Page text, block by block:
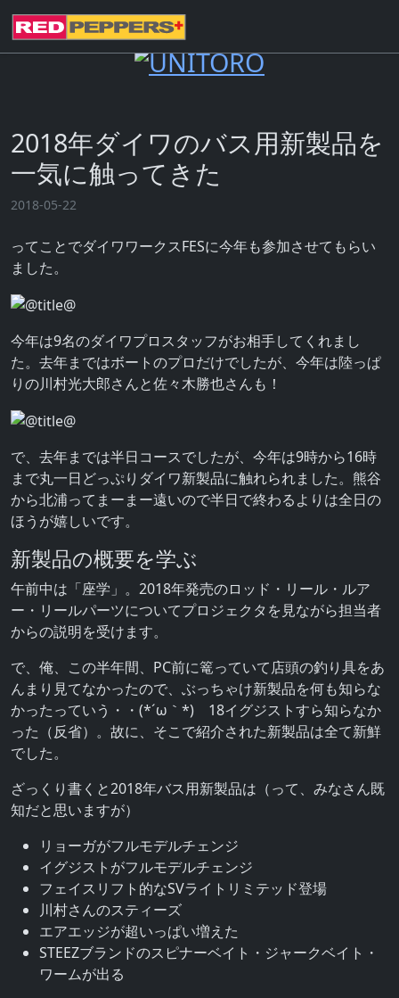
2018年ダイワのバス用新製品を
一気に触ってきた
2018-05-22
ってことでダイワワークスFESに今年も参加させてもらい
ました。
今年は9名のダイワプロスタッフがお相手してくれまし
た。去年まではボートのプロだけでしたが、今年は陸っぱ
りの川村光大郎さんと佐々木勝也さんも！
で、去年までは半日コースでしたが、今年は9時から16時
まで丸一日どっぷりダイワ新製品に触れられました。熊谷
から北浦ってまーまー遠いので半日で終わるよりは全日の
ほうが嬉しいです。
新製品の概要を学ぶ
午前中は「座学」。2018年発売のロッド・リール・ルア
ー・リールパーツについてプロジェクタを見ながら担当者
からの説明を受けます。
で、俺、この半年間、PC前に篭っていて店頭の釣り具をあ
んまり見てなかったので、ぶっちゃけ新製品を何も知らな
かったっていう・・(*´ω｀*) 18イグジストすら知らなか
った（反省）。故に、そこで紹介された新製品は全て新鮮
でした。
ざっくり書くと2018年バス用新製品は（って、みなさん既
知だと思いますが）
リョーガがフルモデルチェンジ
イグジストがフルモデルチェンジ
フェイスリフト的なSVライトリミテッド登場
川村さんのスティーズ
エアエッジが超いっぱい増えた
STEEZブランドのスピナーベイト・ジャークベイト・
ワームが出る